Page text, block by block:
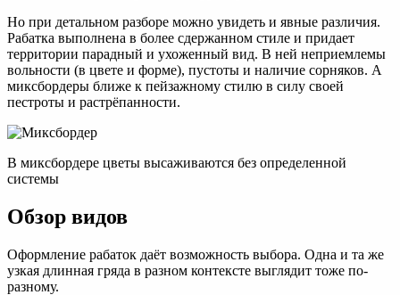
Но при детальном разборе можно увидеть и явные различия.
Рабатка выполнена в более сдержанном стиле и придает
территории парадный и ухоженный вид. В ней неприемлемы
вольности (в цвете и форме), пустоты и наличие сорняков. А
миксбордеры ближе к пейзажному стилю в силу своей
пестроты и растрёпанности.
В миксбордере цветы высаживаются без определенной
системы
Обзор видов
Оформление рабаток даёт возможность выбора. Одна и та же
узкая длинная гряда в разном контексте выглядит тоже по-
разному.